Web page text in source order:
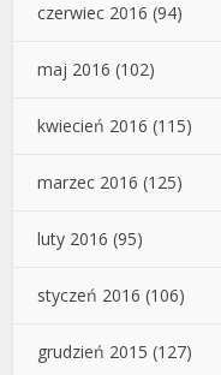
czerwiec 2016 (94)
maj 2016 (102)
kwiecień 2016 (115)
marzec 2016 (125)
luty 2016 (95)
styczeń 2016 (106)
grudzień 2015 (127)